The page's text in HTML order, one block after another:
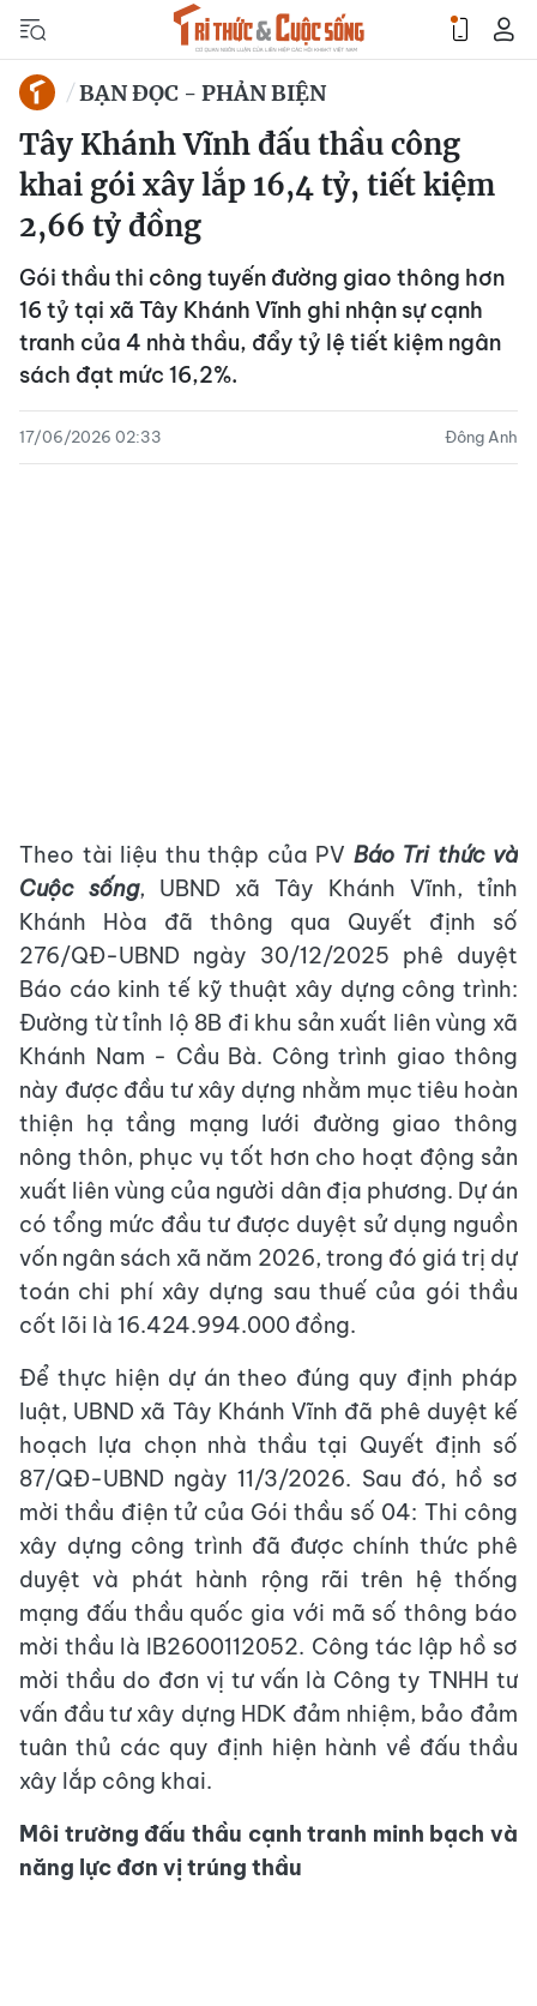
BẠN ĐỌC - PHẢN BIỆN
Tây Khánh Vĩnh đấu thầu công
khai gói xây lắp 16,4 tỷ, tiết kiệm
2,66 tỷ đồng
Gói thầu thi công tuyến đường giao thông hơn
16 tỷ tại xã Tây Khánh Vĩnh ghi nhận sự cạnh
tranh của 4 nhà thầu, đẩy tỷ lệ tiết kiệm ngân
sách đạt mức 16,2%.
17/06/2026 02:33 Đông Anh
Theo tài liệu thu thập của PV Báo Tri thức và
Cuộc sống, UBND xã Tây Khánh Vĩnh, tỉnh
Khánh Hòa đã thông qua Quyết định số
276/QĐ-UBND ngày 30/12/2025 phê duyệt
Báo cáo kinh tế kỹ thuật xây dựng công trình:
Đường từ tỉnh lộ 8B đi khu sản xuất liên vùng xã
Khánh Nam - Cầu Bà. Công trình giao thông
này được đầu tư xây dựng nhằm mục tiêu hoàn
thiện hạ tầng mạng lưới đường giao thông
nông thôn, phục vụ tốt hơn cho hoạt động sản
xuất liên vùng của người dân địa phương. Dự án
có tổng mức đầu tư được duyệt sử dụng nguồn
vốn ngân sách xã năm 2026, trong đó giá trị dự
toán chi phí xây dựng sau thuế của gói thầu
cốt lõi là 16.424.994.000 đồng.
Để thực hiện dự án theo đúng quy định pháp
luật, UBND xã Tây Khánh Vĩnh đã phê duyệt kế
hoạch lựa chọn nhà thầu tại Quyết định số
87/QĐ-UBND ngày 11/3/2026. Sau đó, hồ sơ
mời thầu điện tử của Gói thầu số 04: Thi công
xây dựng công trình đã được chính thức phê
duyệt và phát hành rộng rãi trên hệ thống
mạng đấu thầu quốc gia với mã số thông báo
mời thầu là IB2600112052. Công tác lập hồ sơ
mời thầu do đơn vị tư vấn là Công ty TNHH tư
vấn đầu tư xây dựng HDK đảm nhiệm, bảo đảm
tuân thủ các quy định hiện hành về đấu thầu
xây lắp công khai.
Môi trường đấu thầu cạnh tranh minh bạch và
năng lực đơn vị trúng thầu